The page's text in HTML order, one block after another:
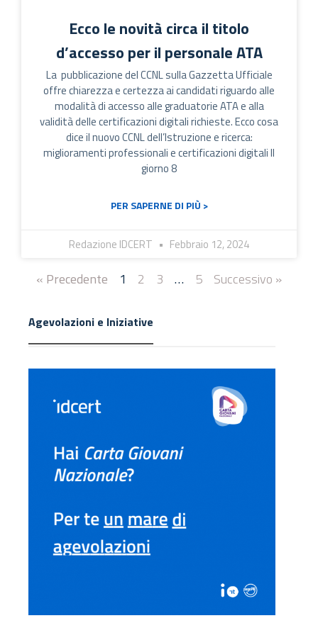
Ecco le novità circa il titolo
d’accesso per il personale ATA
La pubblicazione del CCNL sulla Gazzetta Ufficiale
offre chiarezza e certezza ai candidati riguardo alle
modalità di accesso alle graduatorie ATA e alla
validità delle certificazioni digitali richieste. Ecco cosa
dice il nuovo CCNL dell’Istruzione e ricerca:
miglioramenti professionali e certificazioni digitali Il
giorno 8
PER SAPERNE DI PIÙ >
Redazione IDCERT Febbraio 12, 2024
« Precedente 1 2 3 … 5 Successivo »
Agevolazioni e Iniziative